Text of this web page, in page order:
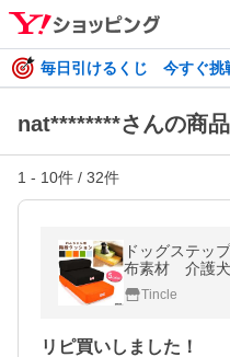
毎日引けるくじ 今すぐ挑
nat********さんの商
1 - 10件 / 32件
ドッグステッ
布素材 介護
Tincle
リピ買いしました！